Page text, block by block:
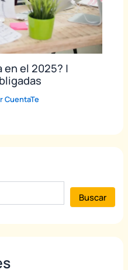
el 2025? |
CuentaTe
Buscar